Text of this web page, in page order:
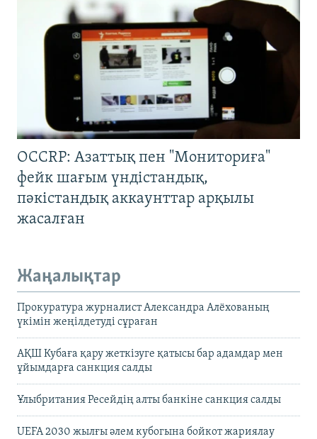
OCCRP: Азаттық пен "Мониториға"
фейк шағым үндістандық,
пәкістандық аккаунттар арқылы
жасалған
Жаңалықтар
Прокуратура журналист Александра Алёхованың
үкімін жеңілдетуді сұраған
АҚШ Кубаға қару жеткізуге қатысы бар адамдар мен
ұйымдарға санкция салды
Ұлыбритания Ресейдің алты банкіне санкция салды
UEFA 2030 жылғы әлем кубогына бойкот жариялау